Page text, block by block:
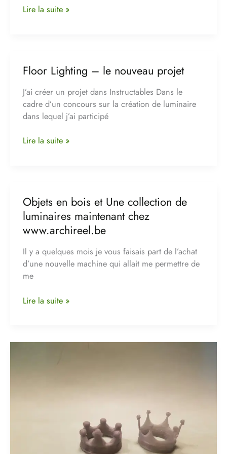
Lire la suite »
Floor Lighting – le nouveau projet
J’ai créer un projet dans Instructables Dans le
cadre d’un concours sur la création de luminaire
dans lequel j’ai participé
Floor
–
le
nouveau
Lire la suite »
Objets en bois et Une collection de
luminaires maintenant chez
www.archireel.be
Il y a quelques mois je vous faisais part de l’achat
d’une nouvelle machine qui allait me permettre de
me
Objets
en
et
Une
collection
de
maintenant
Lire la suite »